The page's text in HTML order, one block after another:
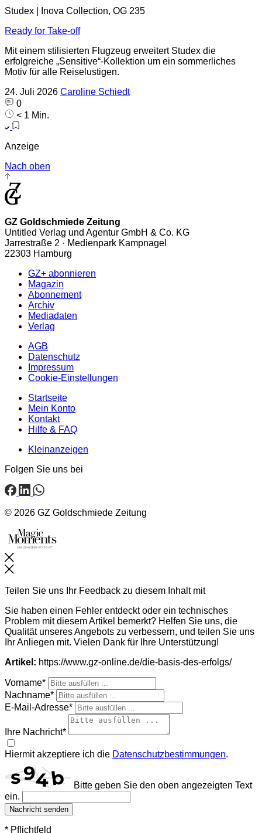
Studex | Inova Collection, OG 235
Ready for Take-off
Mit einem stilisierten Flugzeug erweitert Studex die
erfolgreiche „Sensitive“-Kollektion um ein sommerliches
Motiv für alle Reiselustigen.
24. Juli 2026 Caroline Schiedt
0
< 1 Min.
Anzeige
Nach oben
GZ Goldschmiede Zeitung
Untitled Verlag und Agentur GmbH & Co. KG
Jarrestraße 2 · Medienpark Kampnagel
22303 Hamburg
GZ+ abonnieren
Magazin
Abonnement
Archiv
Mediadaten
Verlag
AGB
Datenschutz
Impressum
Cookie-Einstellungen
Startseite
Mein Konto
Kontakt
Hilfe & FAQ
Kleinanzeigen
Folgen Sie uns bei
© 2026 GZ Goldschmiede Zeitung
Schließen
Teilen Sie uns Ihr Feedback zu diesem Inhalt mit
Sie haben einen Fehler entdeckt oder ein technisches
Problem mit diesem Artikel bemerkt? Helfen Sie uns, die
Qualität unseres Angebots zu verbessern, und teilen Sie uns
Ihr Anliegen mit. Vielen Dank für Ihre Unterstützung!
Artikel: https://www.gz-online.de/die-basis-des-erfolgs/
Vorname*
Nachname*
E-Mail-Adresse*
Ihre Nachricht*
Hiermit akzeptiere ich die Datenschutzbestimmungen.
Bitte geben Sie den oben angezeigten Text
ein.
Nachricht senden
* Pflichtfeld